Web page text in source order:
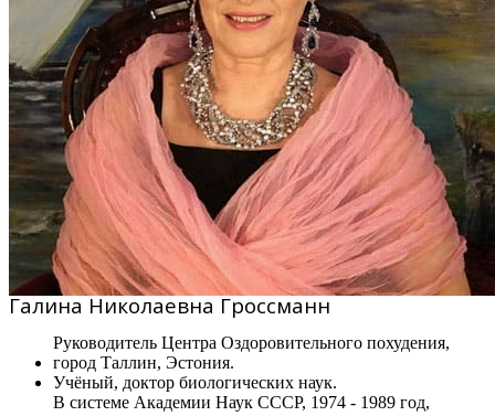
Галина Николаевна Гроссманн
Руководитель Центра Оздоровительного похудения,
город Таллин, Эстония.
Учёный, доктор биологических наук.
В системе Академии Наук СССР, 1974 - 1989 год,